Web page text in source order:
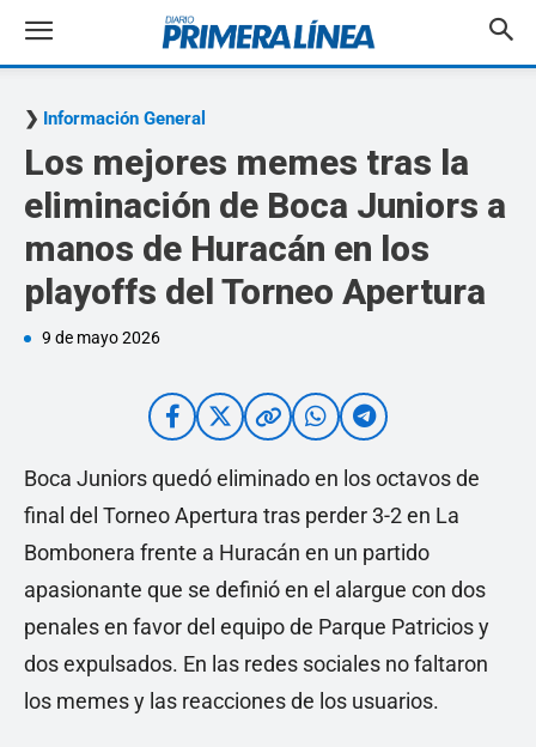
Información General
Los mejores memes tras la
eliminación de Boca Juniors a
manos de Huracán en los
playoffs del Torneo Apertura
9 de mayo 2026
Boca Juniors quedó eliminado en los octavos de
final del Torneo Apertura tras perder 3-2 en La
Bombonera frente a Huracán en un partido
apasionante que se definió en el alargue con dos
penales en favor del equipo de Parque Patricios y
dos expulsados. En las redes sociales no faltaron
los memes y las reacciones de los usuarios.